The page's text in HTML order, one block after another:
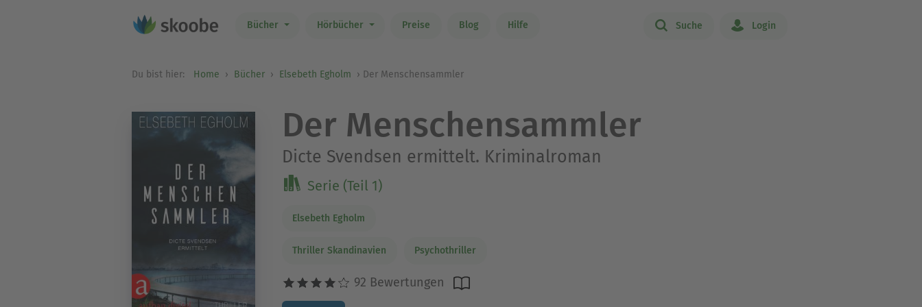
Bücher Hörbücher Preise Blog Hilfe Suche Login
Du bist hier: Home Bücher Elsebeth Egholm Der Menschensammler
Der Menschensammler
Dicte Svendsen ermittelt. Kriminalroman
Serie (Teil 1)
Elsebeth Egholm
Thriller Skandinavien Psychothriller
92 Bewertungen